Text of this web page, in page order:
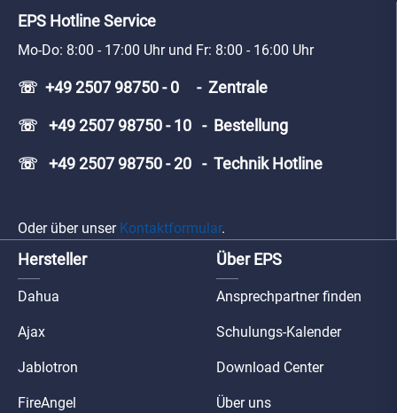
EPS Hotline Service
Mo-Do: 8:00 - 17:00 Uhr und Fr: 8:00 - 16:00 Uhr
☏ +49 2507 98750 - 0 - Zentrale
☏ +49 2507 98750 - 10 - Bestellung
☏ +49 2507 98750 - 20 - Technik Hotline
Oder über unser Kontaktformular.
Hersteller
Dahua
Ajax
Jablotron
FireAngel
Über EPS
Ansprechpartner finden
Schulungs-Kalender
Download Center
Über uns